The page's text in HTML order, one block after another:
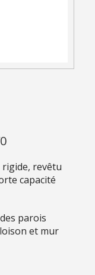
rigide, revêtu
capacité
parois
et mur